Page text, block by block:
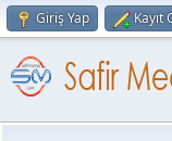
Giriş Yap Kayıt